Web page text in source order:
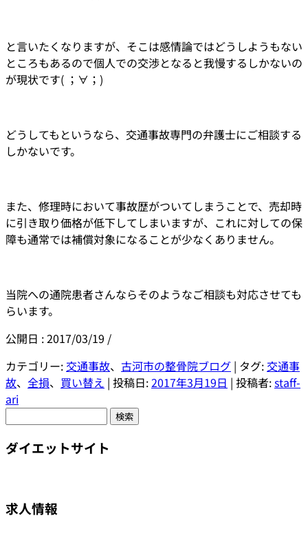
と言いたくなりますが、そこは感情論ではどうしようもない
ところもあるので個人での交渉となると我慢するしかないの
が現状です( ；∀；)
どうしてもというなら、交通事故専門の弁護士にご相談する
しかないです。
また、修理時において事故歴がついてしまうことで、売却時
に引き取り価格が低下してしまいますが、これに対しての保
障も通常では補償対象になることが少なくありません。
当院への通院患者さんならそのようなご相談も対応させても
らいます。
公開日 :2017/03/19 /
カテゴリー: 交通事故、 古河市の整骨院ブログ | タグ: 交通事
故、 全損、 買い替え | 投稿日:2017年3月19日 | 投稿者:staff-
ari
ダイエットサイト
求人情報